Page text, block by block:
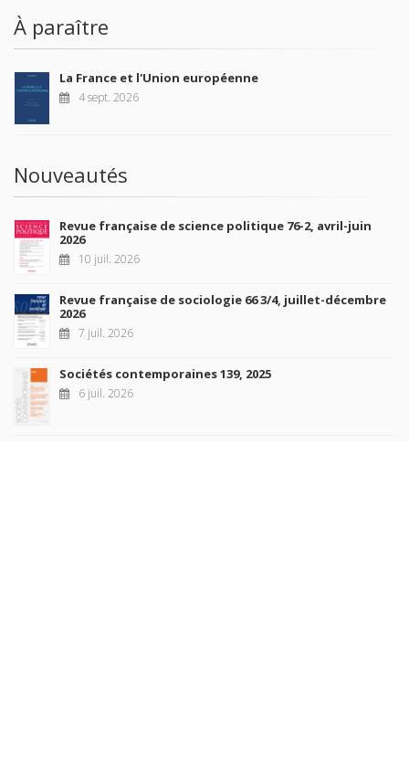
À paraître
La France et l'Union européenne
4 sept. 2026
Nouveautés
Revue française de science politique 76-2, avril-juin
2026
10 juil. 2026
Revue française de sociologie 66 3/4, juillet-décembre
2026
7 juil. 2026
Sociétés contemporaines 139, 2025
6 juil. 2026